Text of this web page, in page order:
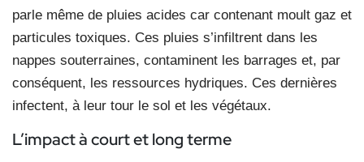
parle même de pluies acides car contenant moult gaz et
particules toxiques. Ces pluies s’infiltrent dans les
nappes souterraines, contaminent les barrages et, par
conséquent, les ressources hydriques. Ces dernières
infectent, à leur tour le sol et les végétaux.
L’impact à court et long terme